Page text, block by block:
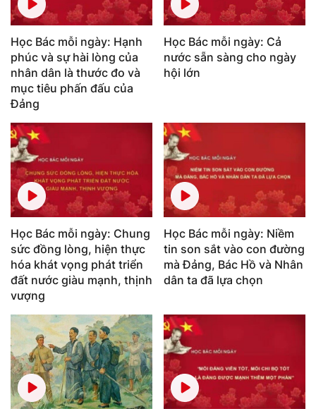
Học Bác mỗi ngày: Hạnh
phúc và sự hài lòng của
nhân dân là thước đo và
mục tiêu phấn đấu của
Đảng
Học Bác mỗi ngày: Cả
nước sẵn sàng cho ngày
hội lớn
Học Bác mỗi ngày: Chung
sức đồng lòng, hiện thực
hóa khát vọng phát triển
đất nước giàu mạnh, thịnh
vượng
Học Bác mỗi ngày: Niềm
tin son sắt vào con đường
mà Đảng, Bác Hồ và Nhân
dân ta đã lựa chọn